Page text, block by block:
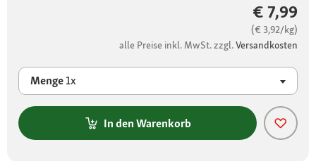
€ 7,99
(€ 3,92/kg)
alle Preise inkl. MwSt. zzgl.Versandkosten
Menge1x
In den Warenkorb